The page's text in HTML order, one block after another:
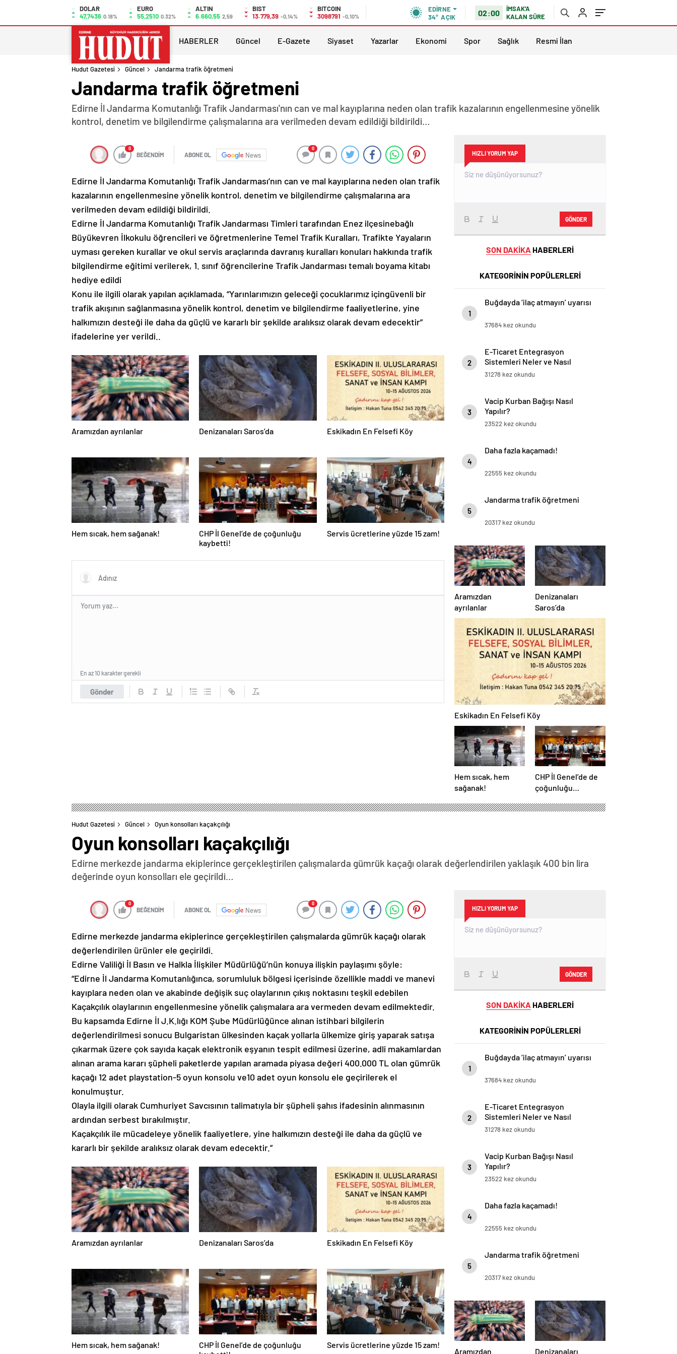
DOLAR
47,7436 0.18%
EURO
55,2510 0.32%
ALTIN
6.660,55 2,59
BIST
13.779,39 -0,14%
BITCOIN
3098791 -0,10%
EDIRNE
34° AÇIK 02:00
İMSAK'A
KALAN SÜRE
HABERLER Güncel E-Gazete Siyaset Yazarlar Ekonomi Spor Sağlık Resmi İlan
Hudut Gazetesi Güncel Jandarma trafik öğretmeni
Jandarma trafik öğretmeni
Edirne İl Jandarma Komutanlığı Trafik Jandarması'nın can ve mal kayıplarına neden olan trafik kazalarının engellenmesine yönelik
kontrol, denetim ve bilgilendirme çalışmalarına ara verilmeden devam edildiği bildirildi…
0
BEĞENDİM ABONE OL News
0
Edirne İl Jandarma Komutanlığı Trafik Jandarması’nın can ve mal kayıplarına neden olan trafik
kazalarının engellenmesine yönelik kontrol, denetim ve bilgilendirme çalışmalarına ara
verilmeden devam edildiği bildirildi.
Edirne İl Jandarma Komutanlığı Trafik Jandarması Timleri tarafından Enez ilçesinebağlı
Büyükevren İlkokulu öğrencileri ve öğretmenlerine Temel Trafik Kuralları, Trafikte Yayaların
uyması gereken kurallar ve okul servis araçlarında davranış kuralları konuları hakkında trafik
bilgilendirme eğitimi verilerek, 1. sınıf öğrencilerine Trafik Jandarması temalı boyama kitabı
hediye edildi
Konu ile ilgili olarak yapılan açıklamada, “Yarınlarımızın geleceği çocuklarımız içingüvenli bir
trafik akışının sağlanmasına yönelik kontrol, denetim ve bilgilendirme faaliyetlerine, yine
halkımızın desteği ile daha da güçlü ve kararlı bir şekilde aralıksız olarak devam edecektir”
ifadelerine yer verildi..
Aramızdan ayrılanlar Denizanaları Saros’da Eskikadın En Felsefi Köy
Hem sıcak, hem sağanak!
CHP İl Genel’de de çoğunluğu
kaybetti!
Servis ücretlerine yüzde 15 zam!
Gönder
En az 10 karakter gerekli
HIZLI YORUM YAP
GÖNDER
SON DAKİKA HABERLERİ
KATEGORİNİN POPÜLERLERİ
1
Buğdayda ‘ilaç atmayın’ uyarısı
37684 kez okundu
2
E-Ticaret Entegrasyon
Sistemleri Neler ve Nasıl
Yapılır?
31278 kez okundu
3
Vacip Kurban Bağışı Nasıl
Yapılır?
23522 kez okundu
4
Daha fazla kaçamadı!
22555 kez okundu
5
Jandarma trafik öğretmeni
20317 kez okundu
Aramızdan
ayrılanlar
Denizanaları
Saros’da
Eskikadın En Felsefi Köy
Hem sıcak, hem
sağanak!
CHP İl Genel’de de
çoğunluğu
Hudut Gazetesi Güncel Oyun konsolları kaçakçılığı
Oyun konsolları kaçakçılığı
Edirne merkezde jandarma ekiplerince gerçekleştirilen çalışmalarda gümrük kaçağı olarak değerlendirilen yaklaşık 400 bin lira
değerinde oyun konsolları ele geçirildi…
0
BEĞENDİM ABONE OL News
0
Edirne merkezde jandarma ekiplerince gerçekleştirilen çalışmalarda gümrük kaçağı olarak
değerlendirilen ürünler ele geçirildi.
Edirne Valiliği İl Basın ve Halkla İlişkiler Müdürlüğü’nün konuya ilişkin paylaşımı şöyle:
“Edirne İl Jandarma Komutanlığınca, sorumluluk bölgesi içerisinde özellikle maddi ve manevi
kayıplara neden olan ve akabinde değişik suç olaylarının çıkış noktasını teşkil edebilen
Kaçakçılık olaylarının engellenmesine yönelik çalışmalara ara vermeden devam edilmektedir.
Bu kapsamda Edirne İl J.K.lığı KOM Şube Müdürlüğünce alınan istihbari bilgilerin
değerlendirilmesi sonucu Bulgaristan ülkesinden kaçak yollarla ülkemize giriş yaparak satışa
çıkarmak üzere çok sayıda kaçak elektronik eşyanın tespit edilmesi üzerine, adli makamlardan
alınan arama kararı şüpheli paketlerde yapılan aramada piyasa değeri 400.000 TL olan gümrük
kaçağı 12 adet playstation-5 oyun konsolu ve10 adet oyun konsolu ele geçirilerek el
konulmuştur.
Olayla ilgili olarak Cumhuriyet Savcısının talimatıyla bir şüpheli şahıs ifadesinin alınmasının
ardından serbest bırakılmıştır.
Kaçakçılık ile mücadeleye yönelik faaliyetlere, yine halkımızın desteği ile daha da güçlü ve
kararlı bir şekilde aralıksız olarak devam edecektir.”
Aramızdan ayrılanlar Denizanaları Saros’da Eskikadın En Felsefi Köy
Hem sıcak, hem sağanak!
CHP İl Genel’de de çoğunluğu
Servis ücretlerine yüzde 15 zam!
HIZLI YORUM YAP
GÖNDER
SON DAKİKA HABERLERİ
KATEGORİNİN POPÜLERLERİ
1
Buğdayda ‘ilaç atmayın’ uyarısı
37684 kez okundu
2
E-Ticaret Entegrasyon
Sistemleri Neler ve Nasıl
Yapılır?
31278 kez okundu
3
Vacip Kurban Bağışı Nasıl
Yapılır?
23522 kez okundu
4
Daha fazla kaçamadı!
22555 kez okundu
5
Jandarma trafik öğretmeni
20317 kez okundu
Aramızdan Denizanaları